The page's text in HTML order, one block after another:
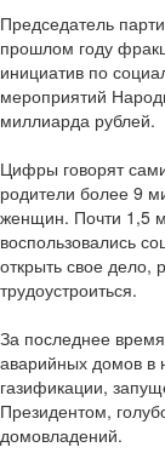
Председатель
прошлом году
инициатив по
мероприятий
миллиарда рублей.
Цифры говорят
родители более 9
женщин. Почти 1,5
воспользовались
открыть свое дело,
трудоустроиться.
За последнее
аварийных домов в
газификации,
Президентом,
домовладений.